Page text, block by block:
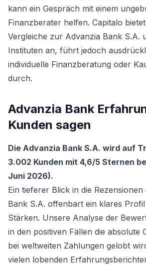
kann ein Gespräch mit einem
Finanzberater helfen. Capitalo
Vergleiche zur Advanzia Bank S.A.
Instituten an, führt jedoch
individuelle Finanzberatung oder
durch.
Advanzia Bank
Kunden sagen
Die Advanzia Bank S.A. wird auf
3.002 Kunden mit 4,6/5 Sternen
Juni 2026).
Ein tieferer Blick in die
Bank S.A. offenbart ein klares
Stärken. Unsere Analyse der
in den positiven Fällen die absolute
bei weltweiten Zahlungen gelobt
vielen lobenden